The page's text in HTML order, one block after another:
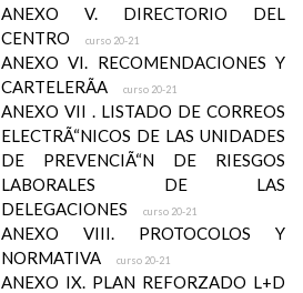
ANEXO V. DIRECTORIO DEL
CENTRO
curso 20-21
ANEXO VI. RECOMENDACIONES Y
CARTELERÃA
curso 20-21
ANEXO VII . LISTADO DE CORREOS
ELECTRÃ“NICOS DE LAS UNIDADES
DE PREVENCIÃ“N DE RIESGOS
LABORALES DE LAS
DELEGACIONES
curso 20-21
ANEXO VIII. PROTOCOLOS Y
NORMATIVA
curso 20-21
ANEXO IX. PLAN REFORZADO L+D